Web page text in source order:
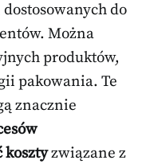
do
Można
produktów,
pakowania. Te
znacznie
kosztyzwiązane z